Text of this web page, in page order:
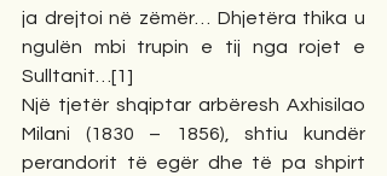
ja drejtoi në zëmër… Dhjetëra thika u
ngulën mbi trupin e tij nga rojet e
Sulltanit…[1]
Një tjetër shqiptar arbëresh Axhisilao
Milani (1830 – 1856), shtiu kundër
perandorit të egër dhe të pa shpirt